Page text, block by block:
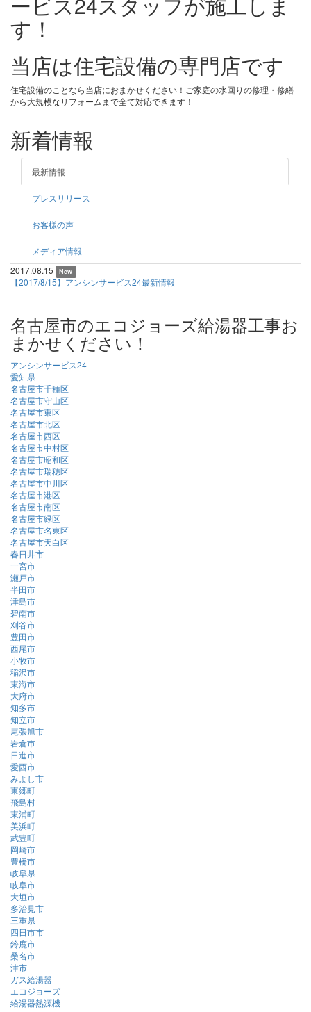
す！
当店は住宅設備の専門店です
住宅設備のことなら当店におまかせください！ご家庭の水回りの修理・修繕
から大規模なリフォームまで全て対応できます！
新着情報
最新情報
プレスリリース
お客様の声
メディア情報
2017.08.15
New
【2017/8/15】アンシンサービス24最新情報
名古屋市のエコジョーズ給湯器工事お
まかせください！
アンシンサービス24
愛知県
名古屋市千種区
名古屋市守山区
名古屋市東区
名古屋市北区
名古屋市西区
名古屋市中村区
名古屋市昭和区
名古屋市瑞穂区
名古屋市中川区
名古屋市港区
名古屋市南区
名古屋市緑区
名古屋市名東区
名古屋市天白区
春日井市
一宮市
瀬戸市
半田市
津島市
碧南市
刈谷市
豊田市
西尾市
小牧市
稲沢市
東海市
大府市
知多市
知立市
尾張旭市
岩倉市
日進市
愛西市
みよし市
東郷町
飛島村
東浦町
美浜町
武豊町
岡崎市
豊橋市
岐阜県
岐阜市
大垣市
多治見市
三重県
四日市市
鈴鹿市
桑名市
津市
ガス給湯器
エコジョーズ
給湯器熱源機